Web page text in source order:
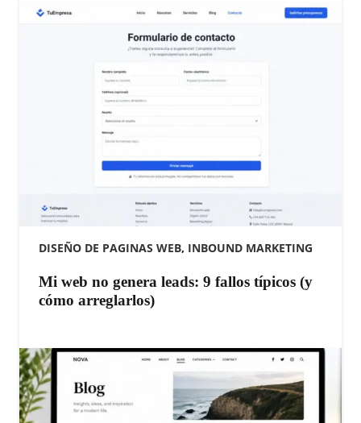
DISEÑO DE PAGINAS WEB, INBOUND MARKETING
Mi web no genera leads: 9 fallos típicos (y
cómo arreglarlos)